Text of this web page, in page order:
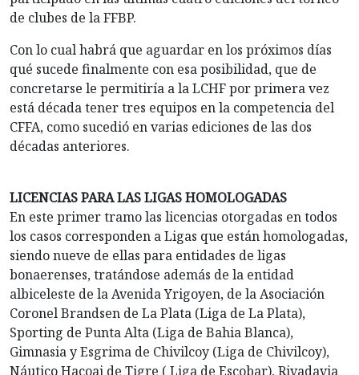
de clubes de la FFBP.
Con lo cual habrá que aguardar en los próximos días
qué sucede finalmente con esa posibilidad, que de
concretarse le permitiría a la LCHF por primera vez
está década tener tres equipos en la competencia del
CFFA, como sucedió en varias ediciones de las dos
décadas anteriores.
LICENCIAS PARA LAS LIGAS HOMOLOGADAS
En este primer tramo las licencias otorgadas en todos
los casos corresponden a Ligas que están homologadas,
siendo nueve de ellas para entidades de ligas
bonaerenses, tratándose además de la entidad
albiceleste de la Avenida Yrigoyen, de la Asociación
Coronel Brandsen de La Plata (Liga de La Plata),
Sporting de Punta Alta (Liga de Bahia Blanca),
Gimnasia y Esgrima de Chivilcoy (Liga de Chivilcoy),
Náutico Hacoaj de Tigre ( Liga de Escobar), Rivadavia